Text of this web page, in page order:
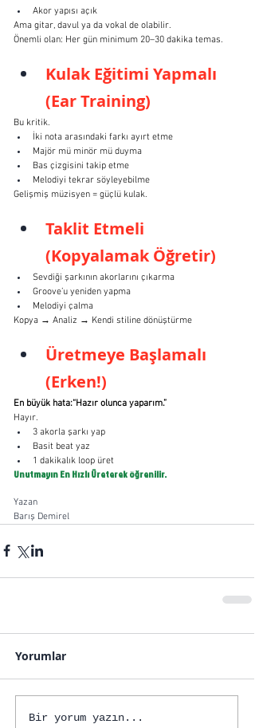
Akor yapısı açık
Ama gitar, davul ya da vokal de olabilir.
Önemli olan: Her gün minimum 20–30 dakika temas.
Kulak Eğitimi Yapmalı
(Ear Training)
Bu kritik.
İki nota arasındaki farkı ayırt etme
Majör mü minör mü duyma
Bas çizgisini takip etme
Melodiyi tekrar söyleyebilme
Gelişmiş müzisyen = güçlü kulak.
Taklit Etmeli
(Kopyalamak Öğretir)
Sevdiği şarkının akorlarını çıkarma
Groove’u yeniden yapma
Melodiyi çalma
Kopya → Analiz → Kendi stiline dönüştürme
Üretmeye Başlamalı
(Erken!)
En büyük hata:“Hazır olunca yaparım.”
Hayır.
3 akorla şarkı yap
Basit beat yaz
1 dakikalık loop üret
Unutmayın En Hızlı Üreterek öğrenilir.
Yazan
Barış Demirel
Yorumlar
Bir yorum yazın...